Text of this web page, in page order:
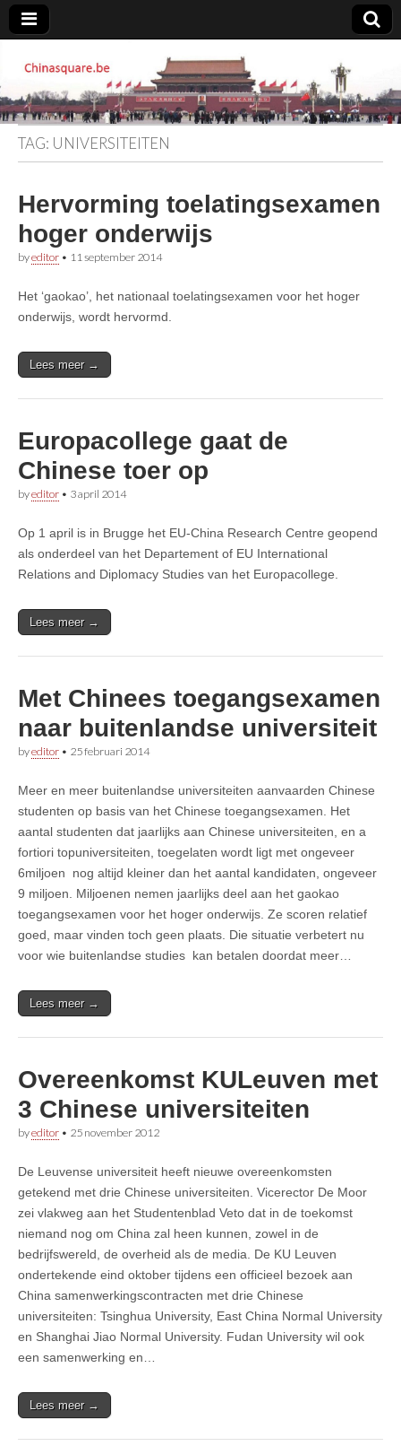
Chinasquare.be
TAG: UNIVERSITEITEN
Hervorming toelatingsexamen
hoger onderwijs
byeditor • 11 september 2014
Het ‘gaokao’, het nationaal toelatingsexamen voor het hoger
onderwijs, wordt hervormd.
Lees meer →
Europacollege gaat de
Chinese toer op
byeditor • 3 april 2014
Op 1 april is in Brugge het EU-China Research Centre geopend
als onderdeel van het Departement of EU International
Relations and Diplomacy Studies van het Europacollege.
Lees meer →
Met Chinees toegangsexamen
naar buitenlandse universiteit
byeditor • 25 februari 2014
Meer en meer buitenlandse universiteiten aanvaarden Chinese
studenten op basis van het Chinese toegangsexamen. Het
aantal studenten dat jaarlijks aan Chinese universiteiten, en a
fortiori topuniversiteiten, toegelaten wordt ligt met ongeveer
6miljoen nog altijd kleiner dan het aantal kandidaten, ongeveer
9 miljoen. Miljoenen nemen jaarlijks deel aan het gaokao
toegangsexamen voor het hoger onderwijs. Ze scoren relatief
goed, maar vinden toch geen plaats. Die situatie verbetert nu
voor wie buitenlandse studies kan betalen doordat meer…
Lees meer →
Overeenkomst KULeuven met
3 Chinese universiteiten
byeditor • 25 november 2012
De Leuvense universiteit heeft nieuwe overeenkomsten
getekend met drie Chinese universiteiten. Vicerector De Moor
zei vlakweg aan het Studentenblad Veto dat in de toekomst
niemand nog om China zal heen kunnen, zowel in de
bedrijfswereld, de overheid als de media. De KU Leuven
ondertekende eind oktober tijdens een officieel bezoek aan
China samenwerkingscontracten met drie Chinese
universiteiten: Tsinghua University, East China Normal University
en Shanghai Jiao Normal University. Fudan University wil ook
een samenwerking en…
Lees meer →